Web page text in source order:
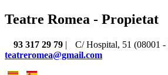
Teatre Romea - Propietat
93 317 29 79 |
C/ Hospital, 51 (08001 -
teatreromea@gmail.com